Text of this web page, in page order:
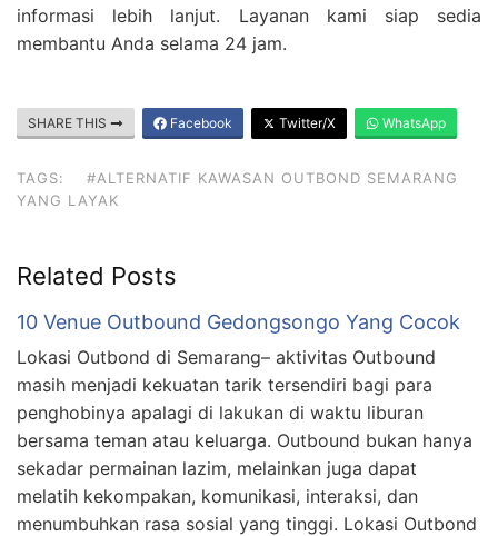
informasi lebih lanjut. Layanan kami siap sedia
membantu Anda selama 24 jam.
SHARE THIS Facebook Twitter/X WhatsApp
TAGS:
#ALTERNATIF KAWASAN OUTBOND SEMARANG
YANG LAYAK
Related Posts
10 Venue Outbound Gedongsongo Yang Cocok
Lokasi Outbond di Semarang– aktivitas Outbound
masih menjadi kekuatan tarik tersendiri bagi para
penghobinya apalagi di lakukan di waktu liburan
bersama teman atau keluarga. Outbound bukan hanya
sekadar permainan lazim, melainkan juga dapat
melatih kekompakan, komunikasi, interaksi, dan
menumbuhkan rasa sosial yang tinggi. Lokasi Outbond